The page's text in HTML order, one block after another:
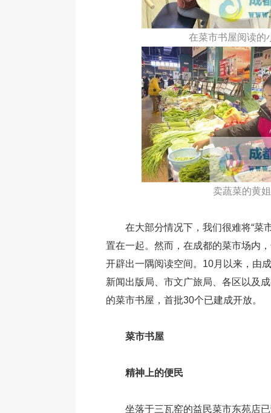
在菜市书屋阅读的
卖蔬菜的黄姐
在大部分情况下，我们很难将“菜市
置在一起。然而，在成都的菜市场内
开辟出一隅阅读空间。10月以来，由
新闻出版局、市文广旅局、各区以及
的菜市书屋，首批30个已建成开放。
菜市书屋
精神上的便民
坐落于三瓦窑的益民菜市东苑店